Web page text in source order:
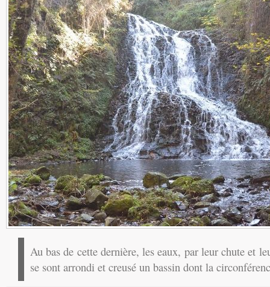
Au bas de cette dernière, les eaux, par leur chute et
se sont arrondi et creusé un bassin dont la